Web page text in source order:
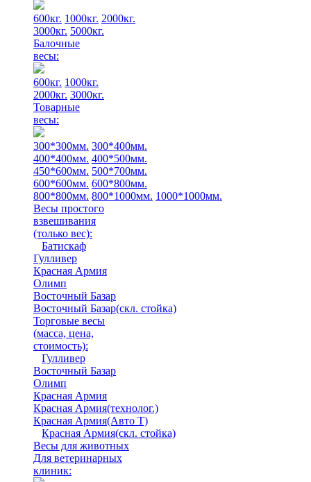
600кг. 1000кг. 2000кг.
3000кг. 5000кг.
Балочные
весы:
600кг. 1000кг.
2000кг. 3000кг.
Товарные
весы:
300*300мм. 300*400мм.
400*400мм. 400*500мм.
450*600мм. 500*700мм.
600*600мм. 600*800мм.
800*800мм. 800*1000мм. 1000*1000мм.
Весы простого
взвешивания
(только вес):
Батискаф
Гулливер
Красная Армия
Олимп
Восточный Базар
Восточный Базар(скл. стойка)
Торговые весы
(масса, цена,
стоимость):
Гулливер
Восточный Базар
Олимп
Красная Армия
Красная Армия(технолог.)
Красная Армия(Авто Т)
Красная Армия(скл. стойка)
Весы для животных
Для ветеринарных
клиник: